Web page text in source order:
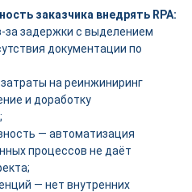
заказчика внедрять RPA:
за задержки с выделением
документации по
на реинжиниринг
и доработку
— автоматизация
процессов не даёт
— нет внутренних